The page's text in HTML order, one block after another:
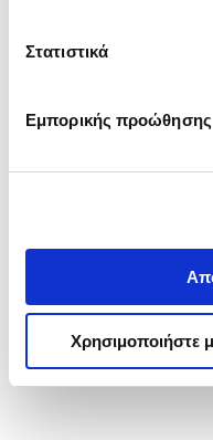
Στατιστικά
Εμπορικής προώθησης
Χρησιμοποιήστε